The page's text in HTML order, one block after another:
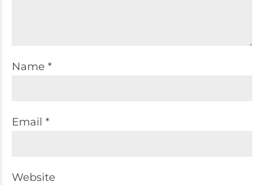
Name *
Email *
Website